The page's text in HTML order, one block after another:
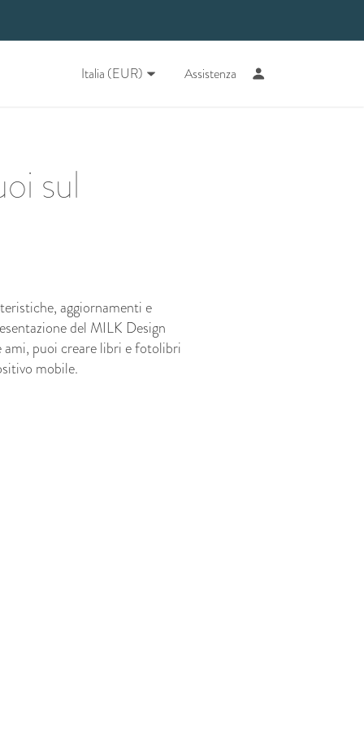
Italia (EUR) Assistenza
sul
aggiornamenti e
del MILK Design
ami, puoi creare libri e fotolibri
mobile.